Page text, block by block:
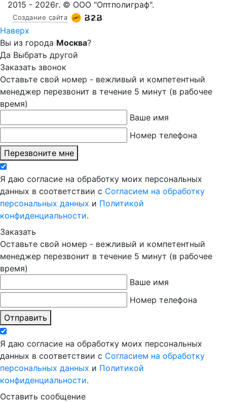
2015 - 2026г. © ООО "Оптполиграф".
Создание сайта
Наверх
Вы из города Москва?
Да Выбрать другой
Заказать звонок
Оставьте свой номер - вежливый и компетентный
менеджер перезвонит в течение 5 минут (в рабочее
время)
Ваше имя
Номер телефона
Перезвоните мне
Я даю согласие на обработку моих персональных
данных в соответствии с Согласием на обработку
персональных данных и Политикой
конфиденциальности.
Заказать
Оставьте свой номер - вежливый и компетентный
менеджер перезвонит в течение 5 минут (в рабочее
время)
Ваше имя
Номер телефона
Отправить
Я даю согласие на обработку моих персональных
данных в соответствии с Согласием на обработку
персональных данных и Политикой
конфиденциальности.
Оставить сообщение